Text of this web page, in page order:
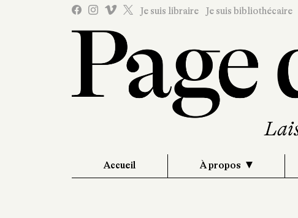
Je suis libraire Je suis bibliothécaire
Accueil À propos